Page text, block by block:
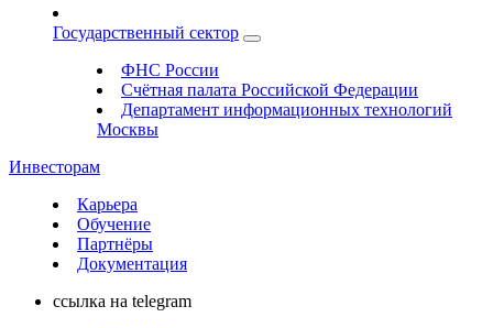
Государственный сектор
ФНС России
Счётная палата Российской Федерации
Департамент информационных технологий
Москвы
Инвесторам
Карьера
Обучение
Партнёры
Документация
ссылка на telegram